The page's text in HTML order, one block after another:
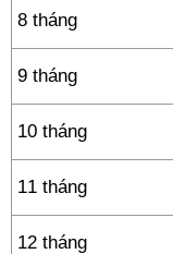
8 tháng
9 tháng
10 tháng
11 tháng
12 tháng